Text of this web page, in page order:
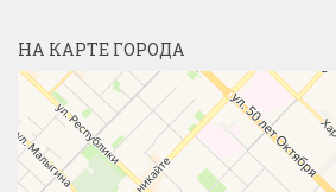
НА КАРТЕ ГОРОДА